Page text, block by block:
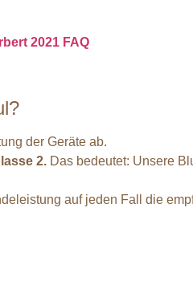
2021 FAQ
der Geräte ab.
2. Das bedeutet: Unsere
auf jeden Fall die